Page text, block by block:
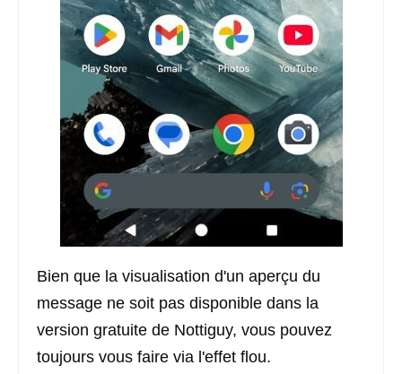
Bien que la visualisation d'un aperçu du
message ne soit pas disponible dans la
version gratuite de Nottiguy, vous pouvez
toujours vous faire via l'effet flou.